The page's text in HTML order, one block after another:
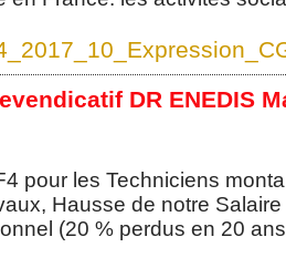
DR ENEDIS
pour les Techniciens
Hausse de notre
(20 % perdus en 20